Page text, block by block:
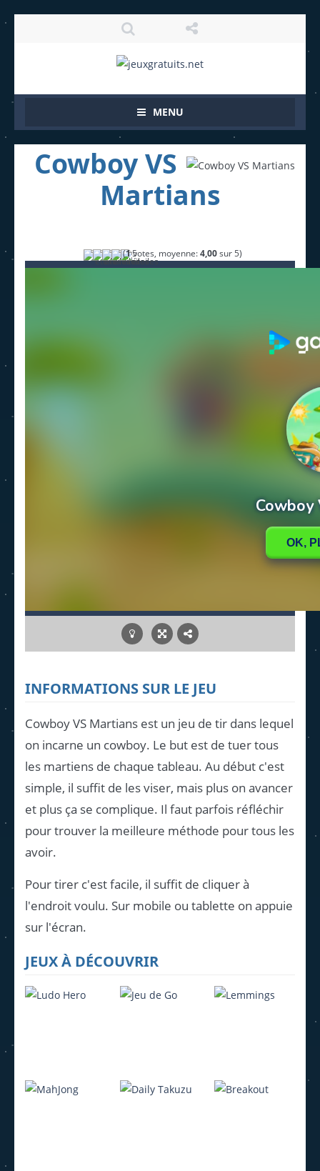
MENU
Cowboy VS
Martians
(1votes, moyenne:4,00sur 5)
INFORMATIONS SUR LE JEU
Cowboy VS Martians est un jeu de tir dans lequel
on incarne un cowboy. Le but est de tuer tous
les martiens de chaque tableau. Au début c'est
simple, il suffit de les viser, mais plus on avancer
et plus ça se complique. Il faut parfois réfléchir
pour trouver la meilleure méthode pour tous les
avoir.
Pour tirer c'est facile, il suffit de cliquer à
l'endroit voulu. Sur mobile ou tablette on appuie
sur l'écran.
JEUX À DÉCOUVRIR